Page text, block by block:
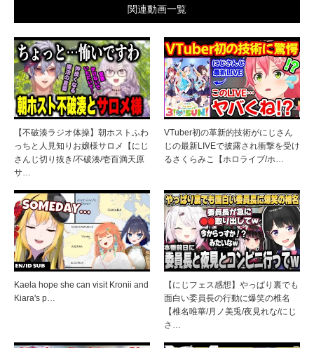
関連動画一覧
【不破湊ラジオ体操】朝ホストふわ
っちと人見知りお嬢様サロメ【にじ
さんじ切り抜き/不破湊/壱百満天原
サ…
VTuber初の革新的技術がにじさん
じの最新LIVEで披露され衝撃を受け
るさくらみこ【ホロライブ/ホ…
Kaela hope she can visit Kronii and
Kiara's p…
【にじフェス感想】やっぱり裏でも
面白い委員長の行動に爆笑の椎名
【椎名唯華/月ノ美兎/夜見れな/にじ
さ…